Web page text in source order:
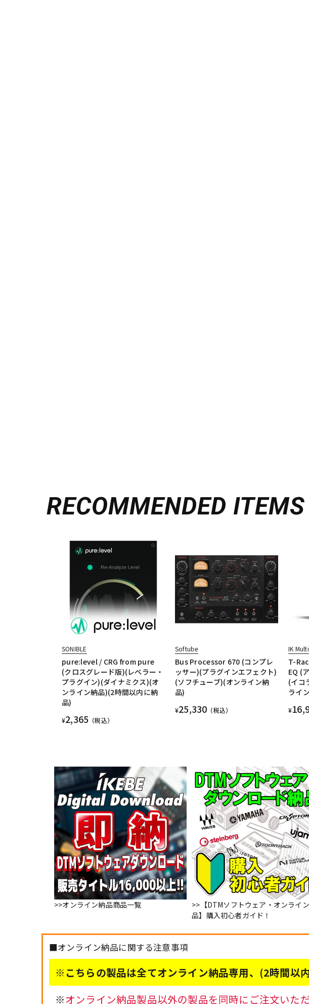
RECOMMENDED ITEMS
SONIBLE
pure:level / CRG from pure
(クロスグレード版)(レベラー・
プラグイン)(ダイナミクス)(オ
ンライン納品)(2時間以内に納
品)
¥2,365 （税込）
Softube
Bus Processor 670 (コンプレ
ッサー)(プラグインエフェクト)
(ソフチューブ)(オンライン納
品)
¥25,330 （税込）
IK
T-
EQ (
(イコ
ライ
¥
>>オンライン納品商品一覧
>>【DTMソフトウェア・オンライ
品】購入初心者ガイド！
■オンライン納品に関する注意事項
※こちらの製品は全てオンライン納品専用、(2時間以
※オンライン納品製品以外の製品を同時にご注文いた